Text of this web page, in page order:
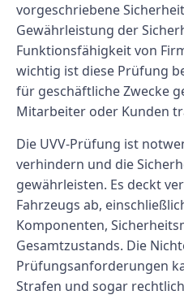
vorgeschriebene
Gewährleistung der
Funktionsfähigkeit von
wichtig ist diese Prüfung
für geschäftliche Zwecke
Mitarbeiter oder Kunden
Die UVV-Prüfung ist
verhindern und die
gewährleisten. Es deckt
Fahrzeugs ab,
Komponenten,
Gesamtzustands. Die
Prüfungsanforderungen
Strafen und sogar